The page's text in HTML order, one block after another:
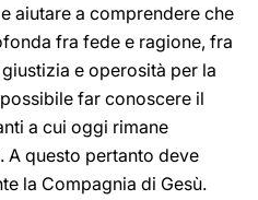
aiutare a comprendere che
fra fede e ragione, fra
e operosità per la
far conoscere il
a cui oggi rimane
questo pertanto deve
la Compagnia di Gesù.